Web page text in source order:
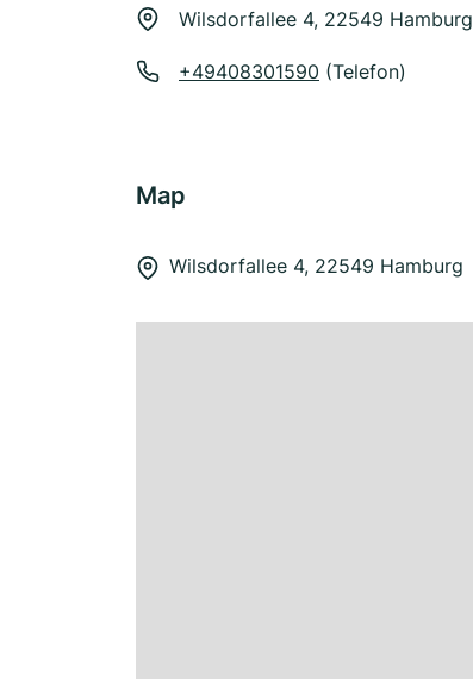
Wilsdorfallee 4, 22549 Hamburg
+49408301590 (Telefon)
Map
Wilsdorfallee 4, 22549 Hamburg